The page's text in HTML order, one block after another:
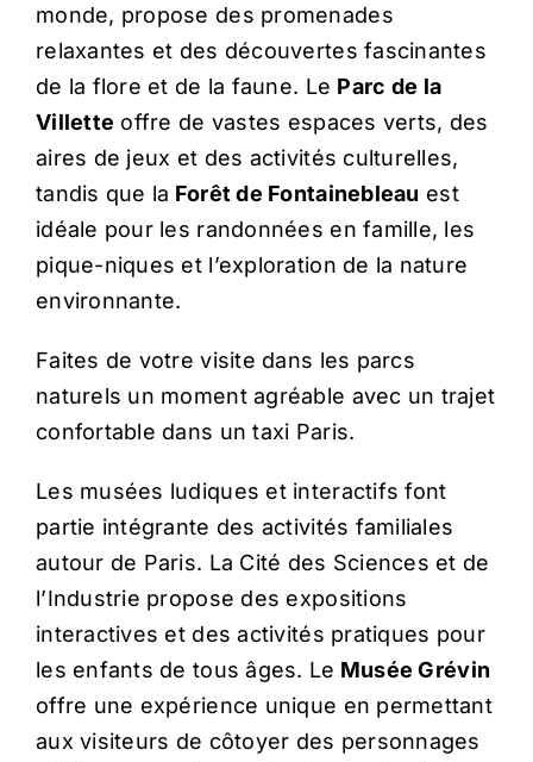
monde, propose des promenades
relaxantes et des découvertes fascinantes
de la flore et de la faune. Le Parc de la
Villette offre de vastes espaces verts, des
aires de jeux et des activités culturelles,
tandis que la Forêt de Fontainebleau est
idéale pour les randonnées en famille, les
pique-niques et l’exploration de la nature
environnante.
Faites de votre visite dans les parcs
naturels un moment agréable avec un trajet
confortable dans un taxi Paris.
Les musées ludiques et interactifs font
partie intégrante des activités familiales
autour de Paris. La Cité des Sciences et de
l’Industrie propose des expositions
interactives et des activités pratiques pour
les enfants de tous âges. Le Musée Grévin
offre une expérience unique en permettant
aux visiteurs de côtoyer des personnages